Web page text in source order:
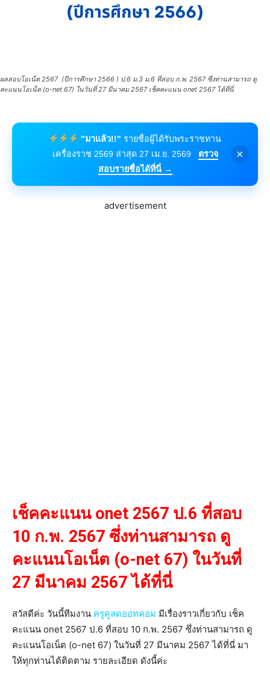
ผลสอบโอเน็ต 2567 (ปีการศึกษา 2566 ) ป.6 ม.3 ม.6 ที่สอบ ก.พ. 2567 ซึ่งท่านสามารถ ดู
คะแนนโอเน็ต (o-net 67) ในวันที่ 27 มีนาคม 2567 เช็คคะแนน onet 2567 ได้ที่นี่
"มาแล้ว!!" รายชื่อผู้ได้รับพระราชทาน
เครื่องราช 2569 ล่าสุด 27 เม.ย. 2569
ตรวจ
สอบรายชื่อได้ที่นี่ →
×
advertisement
เช็คคะแนน onet 2567 ป.6 ที่สอบ
10 ก.พ. 2567 ซึ่งท่านสามารถ ดู
คะแนนโอเน็ต (o-net 67) ในวันที่
27 มีนาคม 2567 ได้ที่นี่
สวัสดีค่ะ วันนี้ทีมงาน ครูคูลดออทคอม มีเรื่องราวเกี่ยวกับ เช็ค
คะแนน onet 2567 ป.6 ที่สอบ 10 ก.พ. 2567 ซึ่งท่านสามารถ ดู
คะแนนโอเน็ต (o-net 67) ในวันที่ 27 มีนาคม 2567 ได้ที่นี่ มา
ให้ทุกท่านได้ติดตาม รายละเอียด ดังนี้ค่ะ